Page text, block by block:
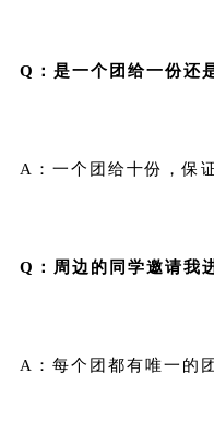
Q：是一个团给一份还
A：一个团给十份，保
Q：周边的同学邀请我
A：每个团都有唯一的